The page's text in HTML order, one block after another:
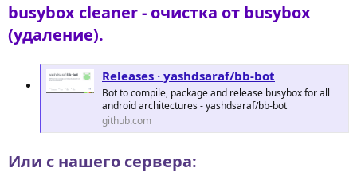
busybox cleaner - очистка от busybox
(удаление).
Releases · yashdsaraf/bb-bot
Bot to compile, package and release busybox for all
android architectures - yashdsaraf/bb-bot
github.com
Или с нашего сервера: